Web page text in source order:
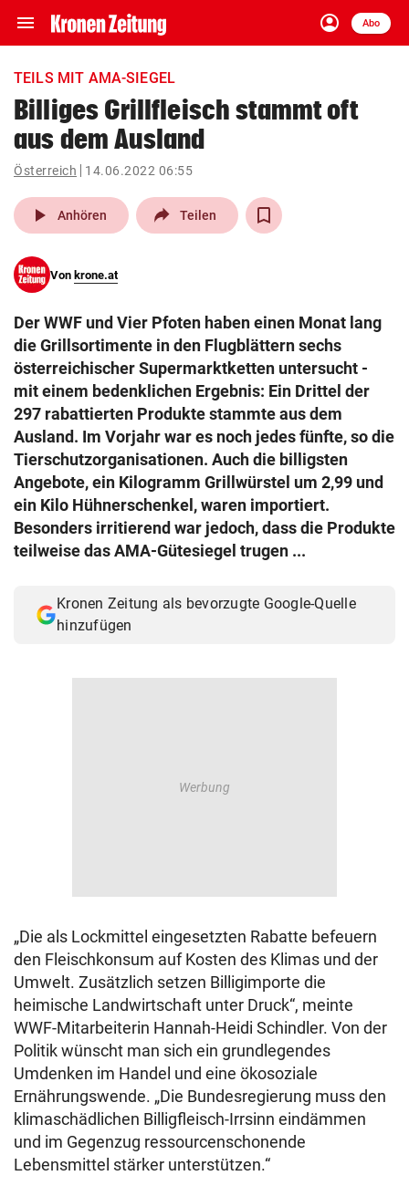
menu Navigation
ein-/ausklappen
account_circle
Anmelden
Abo
close Schließen
account_circle Anmelden
pin_drop
Wien arrow_right
search
eingeben
Muthgasse 2, 1190 Wien
TEILS MIT AMA-SIEGEL
Billiges Grillfleisch stammt oft
aus dem Ausland
Österreich 14.06.2022 06:55
play_arrow Anhören Teilen
Von krone.at
Der WWF und Vier Pfoten haben einen Monat lang
die Grillsortimente in den Flugblättern sechs
österreichischer Supermarktketten untersucht -
mit einem bedenklichen Ergebnis: Ein Drittel der
297 rabattierten Produkte stammte aus dem
Ausland. Im Vorjahr war es noch jedes fünfte, so die
Tierschutzorganisationen. Auch die billigsten
Angebote, ein Kilogramm Grillwürstel um 2,99 und
ein Kilo Hühnerschenkel, waren importiert.
Besonders irritierend war jedoch, dass die Produkte
teilweise das AMA-Gütesiegel trugen ...
Kronen Zeitung als bevorzugte Google-Quelle
hinzufügen
„Die als Lockmittel eingesetzten Rabatte befeuern
den Fleischkonsum auf Kosten des Klimas und der
Umwelt. Zusätzlich setzen Billigimporte die
heimische Landwirtschaft unter Druck“, meinte
WWF-Mitarbeiterin Hannah-Heidi Schindler. Von der
Politik wünscht man sich ein grundlegendes
Umdenken im Handel und eine ökosoziale
Ernährungswende. „Die Bundesregierung muss den
klimaschädlichen Billigfleisch-Irrsinn eindämmen
und im Gegenzug ressourcenschonende
Lebensmittel stärker unterstützen.“